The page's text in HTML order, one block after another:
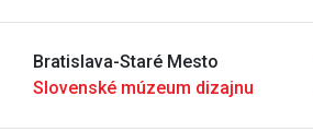
Bratislava-Staré Mesto
Slovenské múzeum dizajnu